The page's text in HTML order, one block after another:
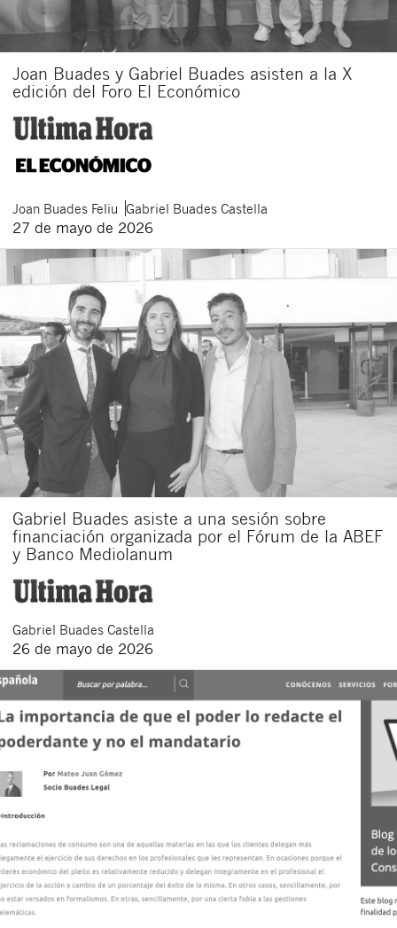
Joan Buades y Gabriel Buades asisten a la X
edición del Foro El Económico
Joan Buades Feliu Gabriel Buades Castella
27 de mayo de 2026
Gabriel Buades asiste a una sesión sobre
financiación organizada por el Fórum de la ABEF
y Banco Mediolanum
Gabriel Buades Castella
26 de mayo de 2026